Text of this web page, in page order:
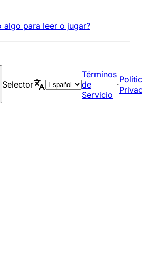
algo para leer o jugar?
Selector
Términos
de
Servicio
·